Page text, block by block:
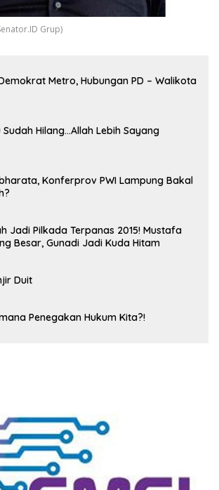
Grup)
Metro, Hubungan PD – Walikota
Hilang…Allah Lebih Sayang
Konferprov PWI Lampung Bakal
Jadi Pilkada Terpanas 2015! Mustafa
Besar, Gunadi Jadi Kuda Hitam
Duit
Penegakan Hukum Kita?!